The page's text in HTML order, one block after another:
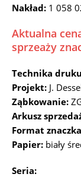
Nakład: 1 058
Aktualna
sprzeaży
Technika
Projekt: J.
Ząbkowanie:
Arkusz
Format
Papier: biały
Seria: